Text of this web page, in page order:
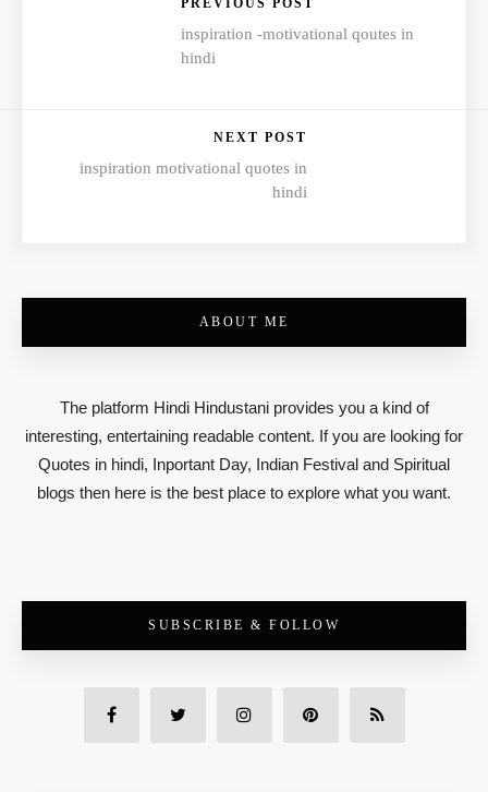
inspiration -motivational qoutes in
hindi
NEXT POST
inspiration motivational quotes in
hindi
ABOUT ME
The platform Hindi Hindustani provides you a kind of
interesting, entertaining readable content. If you are looking for
Quotes in hindi, Inportant Day, Indian Festival and Spiritual
blogs then here is the best place to explore what you want.
SUBSCRIBE & FOLLOW